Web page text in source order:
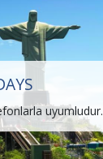
uyumludur.